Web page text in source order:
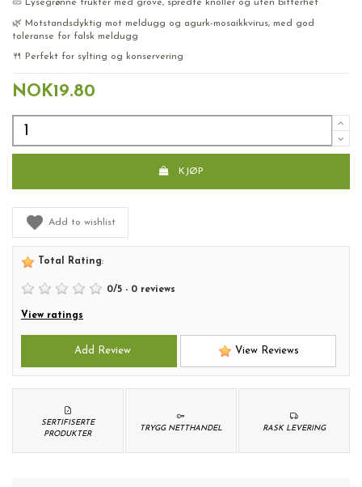
🥒 Lysegrønne frukter med grove, spredte knoller og uten bitterhet
🌿 Motstandsdyktig mot meldugg og agurk-mosaikkvirus, med god
toleranse for falsk meldugg
🍴 Perfekt for sylting og konservering
NOK19.80
KJØP
Add to wishlist
Total Rating:
0/5 - 0 reviews
View ratings
Add Review View Reviews
RASK LEVERING
TRYGG NETTHANDEL
SERTIFISERTE
PRODUKTER